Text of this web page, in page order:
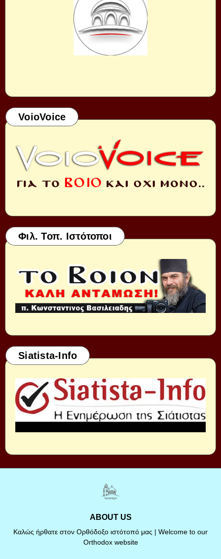
VoioVoice
Φιλ. Τοπ. Ιστότοποι
Siatista-Info
ABOUT US
Καλώς ήρθατε στον Ορθόδοξο ιστότοπό μας | Welcome to our
Orthodox website